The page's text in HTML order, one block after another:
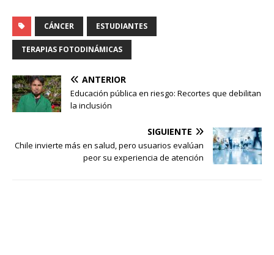
CÁNCER ESTUDIANTES
TERAPIAS FOTODINÁMICAS
ANTERIOR
Educación pública en riesgo: Recortes que debilitan
la inclusión
SIGUIENTE
Chile invierte más en salud, pero usuarios evalúan
peor su experiencia de atención